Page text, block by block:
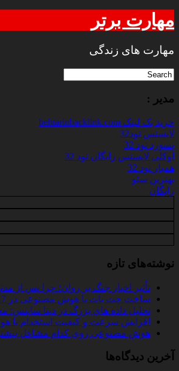
مهارت برتر
مهارت های زندگی
مدیر :
خرید بک لینک behtarinbacklink.com
لایسنس نود32
پسورد نود 32
اوکلی لایسنس رایگان نود 32
همیار نود 32
بهترین سئو
رایگان
نوشته‌های تازه
تأثیر اخبار جنگ بر روان؛ چرا پس
ساخت چت‌ بات با هوش مصنوعی در 7 مرحله از ایده تا محصول واقعی
تحلیل داده‌ های بزرگ در دیتا ساینس: معرفی 5
افزایش سرعت و کیفیت استخدام با
هوش مصنوعی روی کدام مشاغل بیشترین
آخرین دیدگاه‌ها